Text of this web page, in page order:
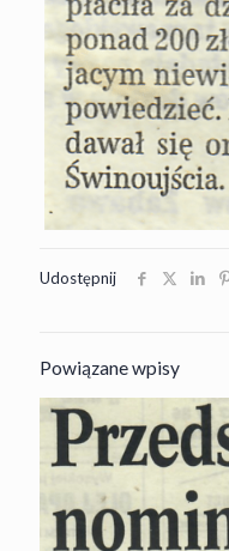
Udostępnij
Powiązane wpisy